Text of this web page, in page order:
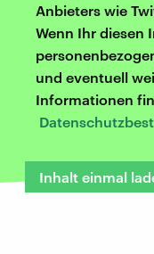
Anbieters wie
Wenn Ihr diesen
und eventuell
Informationen
Inhalt einmal